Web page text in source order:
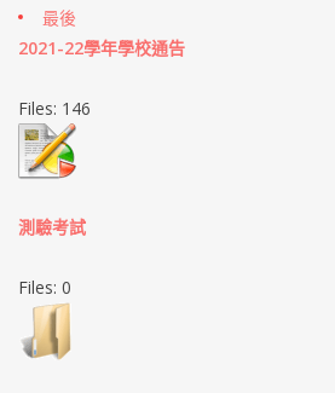
最後
2021-22學年學校通告
Files: 146
測驗考試
Files: 0